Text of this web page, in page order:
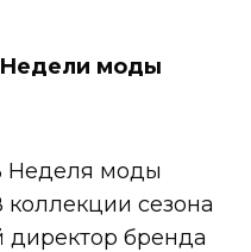
моды
Неделя моды
сезона
директор бренда